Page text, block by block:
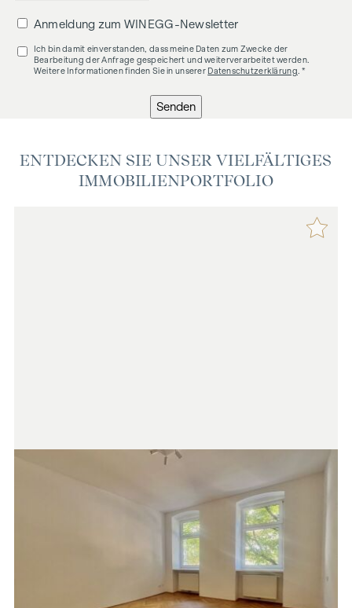
Anmeldung zum WINEGG-Newsletter
Ich bin damit einverstanden, dass meine Daten zum Zwecke der
Bearbeitung der Anfrage gespeichert und weiterverarbeitet werden.
Weitere Informationen finden Sie in unserer Datenschutzerklärung . *
Senden
ENTDECKEN SIE UNSER VIELFÄLTIGES
IMMOBILIENPORTFOLIO